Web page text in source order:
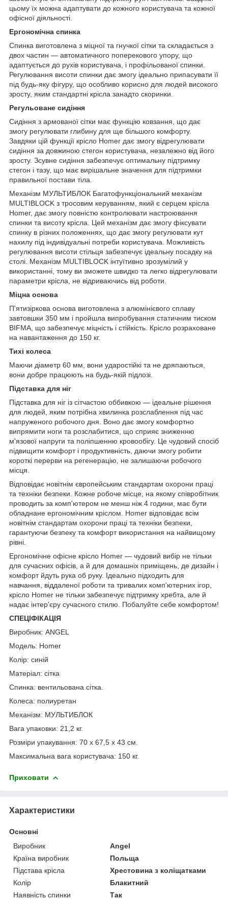
цьому їх можна адаптувати до кожного користувача та кожної
офісної діяльності.
Ергономічна спинка
Спинка виготовлена з міцної та гнучкої сітки та складається з
двох частин — автоматичного поперекового упору, що
адаптується до рухів користувача, і профільованої спинки.
Регулювання висоти спинки дає змогу ідеально припасувати її
під будь-яку фігуру, що особливо корисно для людей високого
зросту, яким стандартні крісла занадто скоринки.
Регульоване сидіння
Сидіння з армованої сітки має функцію ковзання, що дає
змогу регулювати глибину для ще більшого комфорту.
Завдяки цій функції крісло Homer дає змогу відрегулювати
сидіння за довжиною стегон користувача, незалежно від його
зросту. Зсувне сидіння забезпечує оптимальну підтримку
стегон і тазу, що має вирішальне значення для підтримки
правильної постави тіла.
Механізм МУЛЬТИБЛОК Багатофункціональний механізм
MULTIBLOCK з тросовим керуванням, який є серцем крісла
Homer, дає змогу повністю контролювати настроювання
спинки та висоту крісла.
Цей механізм дає змогу фіксувати
спинку в різних положеннях, що дає змогу регулювати кут
нахилу під індивідуальні потреби користувача.
Можливість
регулювання висоти стільця забезпечує ідеальну посадку на
столі. Механізм MULTIBLOCK інтуїтивно зрозумілий у
використанні, тому ви зможете швидко та легко відрегулювати
параметри крісла, не відриваючись від роботи.
Міцна основа
П'ятизіркова основа виготовлена з алюмінієвого сплаву
завтовшки 350 мм і пройшла випробування статичним тиском
BIFMA, що забезпечує міцність і стійкість. Крісло розраховане
на навантаження до 150 кг.
Тихі колеса
Маючи діаметр 60 мм, вони ударостійкі та не дряпаються,
вони добре працюють на будь-якій підлозі.
Підставка для ніг
Підставка для ніг із сітчастою оббивкою — ідеальне рішення
для людей, яким потрібна хвилинка розслаблення під час
напруженого робочого дня.
Воно дає змогу комфортно
випрямити ноги та розслабитися, що сприяє зниженню
м'язової напруги та поліпшенню кровообігу. Це чудовий спосіб
підвищити комфорт і продуктивність, даючи змогу робити
короткі перерви на регенерацію, не залишаючи робочого
місця.
Відповідає новітнім європейським стандартам охорони праці
та техніки безпеки. Кожне робоче місце, на якому співробітник
проводить за комп'ютером не менш ніж 4 години, має бути
обладнане ергономічним кріслом.
Homer відповідає всім
новітнім стандартам охорони праці та техніки безпеки,
гарантуючи безпеку та комфорт використання на найвищому
рівні.
Ергономічне офісне крісло Homer — чудовий вибір не тільки
для сучасних офісів, а й для домашніх приміщень, де дизайн і
комфорт йдуть рука об руку. Ідеально підходить для
навчання, віддаленої роботи та тривалих комп'ютерних ігор,
крісло Homer не тільки забезпечує підтримку хребта, але й
надає інтер'єру сучасного стилю.
Побалуйте себе комфортом!
СПЕЦІФІКАЦІЯ
Виробник: ANGEL
Модель: Homer
Колір: синій
Матеріал: сітка
Спинка: вентильована сітка.
Колеса: полиуретан
Механізм: МУЛЬТИБЛОК
Вага упаковки: 21,2 кг.
Розміри упакування: 70 х 67,5 х 43 см.
Максимальна вага користувача: 150 кг.
Приховати
Характеристики
Основні
Виробник
Angel
Країна виробник
Польща
Підстава крісла
Хрестовина з коліщатками
Колір
Блакитний
Наявність спинки
Так